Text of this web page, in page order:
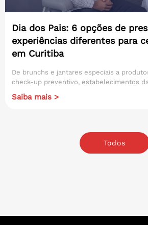
Dia dos Pais: 6 opções de
experiências diferentes para
em Curitiba
De brunchs e jantares especiais a
check-up preventivo, estabelecimentos
Saiba mais >
Todos